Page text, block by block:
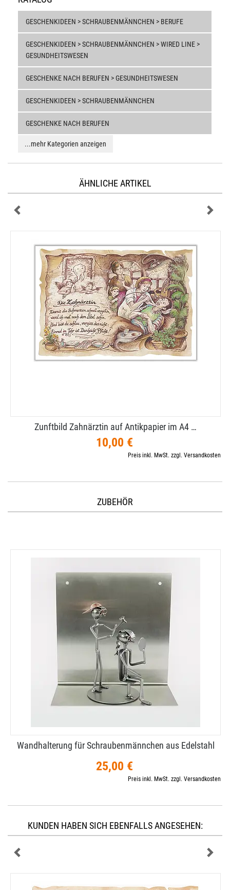
GESCHENKIDEEN > SCHRAUBENMÄNNCHEN > BERUFE
GESCHENKIDEEN > SCHRAUBENMÄNNCHEN > WIRED LINE >
GESUNDHEITSWESEN
GESCHENKE NACH BERUFEN > GESUNDHEITSWESEN
GESCHENKIDEEN > SCHRAUBENMÄNNCHEN
GESCHENKE NACH BERUFEN
...mehr Kategorien anzeigen
ÄHNLICHE ARTIKEL
Zunftbild Zahnärztin auf Antikpapier im A4 …
10,00 €
Preis inkl. MwSt. zzgl. Versandkosten
ZUBEHÖR
Wandhalterung für Schraubenmännchen aus Edelstahl
25,00 €
Preis inkl. MwSt. zzgl. Versandkosten
KUNDEN HABEN SICH EBENFALLS ANGESEHEN: